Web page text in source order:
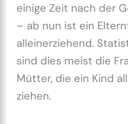
einige Zeit nach der
– ab nun ist ein
alleinerziehend.
sind dies meist die
Mütter, die ein Kind
ziehen.